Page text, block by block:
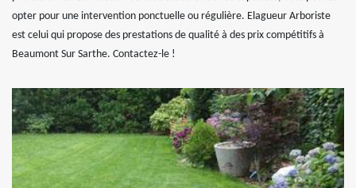
opter pour une intervention ponctuelle ou régulière. Elagueur Arboriste
est celui qui propose des prestations de qualité à des prix compétitifs à
Beaumont Sur Sarthe. Contactez-le !